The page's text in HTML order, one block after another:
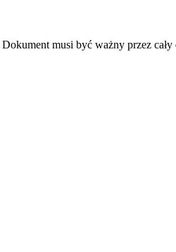
musi być ważny przez cały